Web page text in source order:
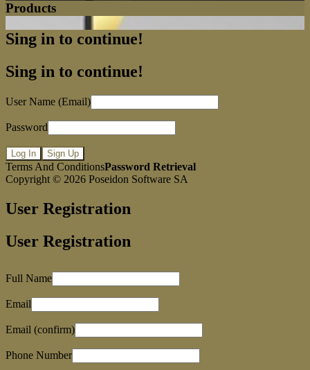
Products
Sing in to continue!
Sing in to continue!
User Name (Email)
Password
Log In Sign Up
Terms And ConditionsPassword Retrieval
Copyright © 2026 Poseidon Software SA
User Registration
User Registration
Full Name
Email
Email (confirm)
Phone Number